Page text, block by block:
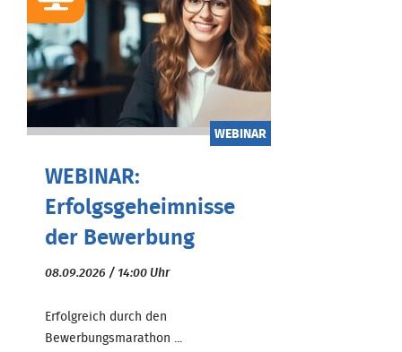
WEBINAR
WEBINAR:
Erfolgsgeheimnisse
der Bewerbung
08.09.2026 / 14:00 Uhr
Erfolgreich durch den
Bewerbungsmarathon ...